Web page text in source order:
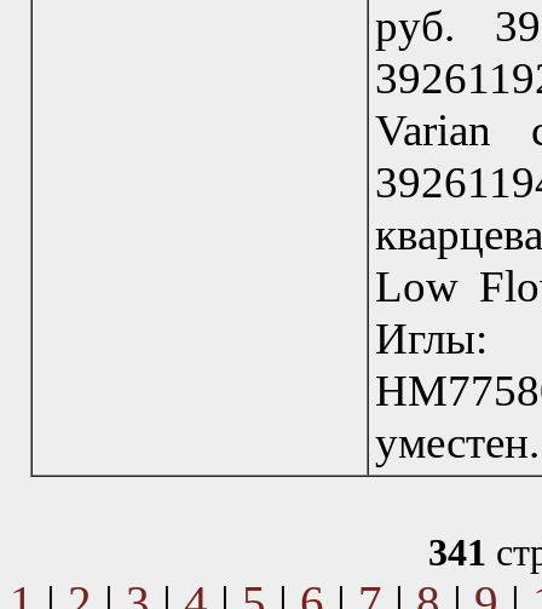
руб.
Varian
Low
Иглы:
341